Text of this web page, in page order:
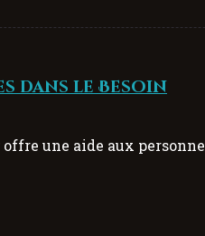
dans le Besoin
une aide aux